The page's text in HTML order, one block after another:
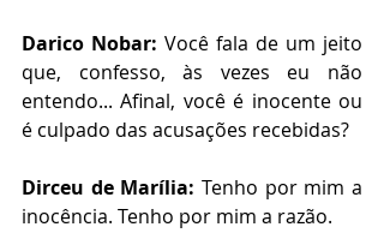
Darico Nobar: Você fala de um jeito
que, confesso, às vezes eu não
entendo... Afinal, você é inocente ou
é culpado das acusações recebidas?
Dirceu de Marília: Tenho por mim a
inocência. Tenho por mim a razão.